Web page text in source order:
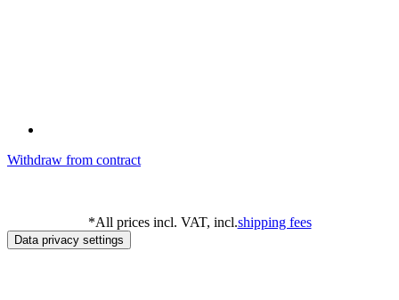
Withdraw from contract
*All prices incl. VAT, incl.shipping fees
Data privacy settings